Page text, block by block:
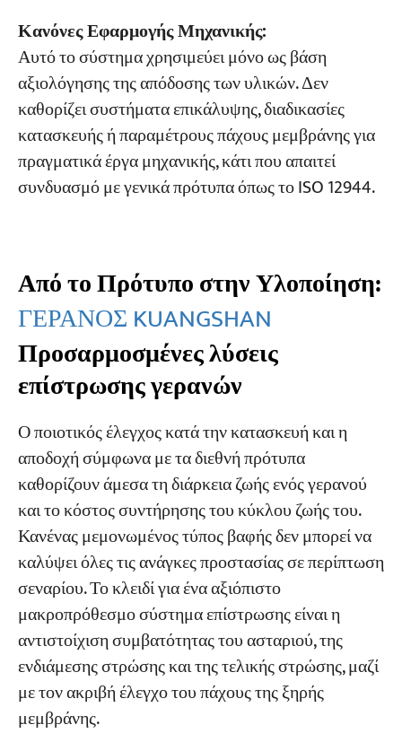
Κανόνες Εφαρμογής Μηχανικής:
Αυτό το σύστημα χρησιμεύει μόνο ως βάση
αξιολόγησης της απόδοσης των υλικών. Δεν
καθορίζει συστήματα επικάλυψης, διαδικασίες
κατασκευής ή παραμέτρους πάχους μεμβράνης για
πραγματικά έργα μηχανικής, κάτι που απαιτεί
συνδυασμό με γενικά πρότυπα όπως το ISO 12944.
Από το Πρότυπο στην Υλοποίηση:
ΓΕΡΑΝΟΣ KUANGSHAN
Προσαρμοσμένες λύσεις
επίστρωσης γερανών
Ο ποιοτικός έλεγχος κατά την κατασκευή και η
αποδοχή σύμφωνα με τα διεθνή πρότυπα
καθορίζουν άμεσα τη διάρκεια ζωής ενός γερανού
και το κόστος συντήρησης του κύκλου ζωής του.
Κανένας μεμονωμένος τύπος βαφής δεν μπορεί να
καλύψει όλες τις ανάγκες προστασίας σε περίπτωση
σεναρίου. Το κλειδί για ένα αξιόπιστο
μακροπρόθεσμο σύστημα επίστρωσης είναι η
αντιστοίχιση συμβατότητας του ασταριού, της
ενδιάμεσης στρώσης και της τελικής στρώσης, μαζί
με τον ακριβή έλεγχο του πάχους της ξηρής
μεμβράνης.